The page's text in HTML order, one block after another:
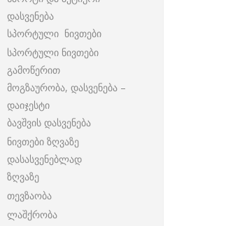
დასვენება
სპორტული ნივთები
სპორტული ნივთები
გამოწერით
მოგზაურობა, დასვენება –
დაიჯესტი
ბავშვის დასვენება
ნივთები ზღვაზე
დასასვენებლად
ზღვაზე
თევზაობა
ლაშქრობა